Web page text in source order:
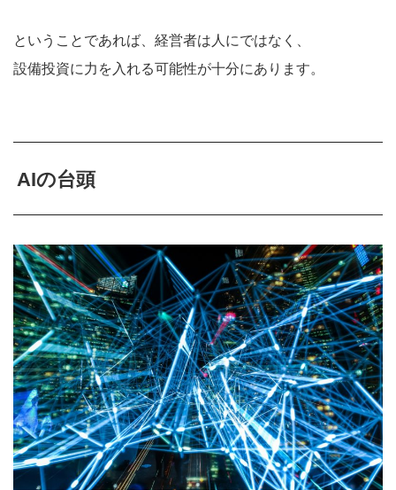
ということであれば、経営者は人にではなく、
設備投資に力を入れる可能性が十分にあります。
AIの台頭